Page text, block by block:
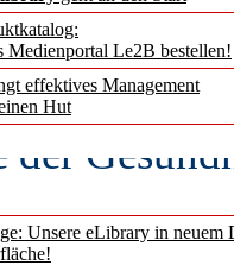
Medienportal Le2B bestellen!
effektives Management
Hut
Unsere eLibrary in neuem